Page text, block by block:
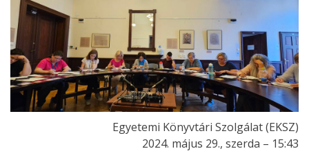
Egyetemi Könyvtári Szolgálat (EKSZ)
2024. május 29., szerda – 15:43